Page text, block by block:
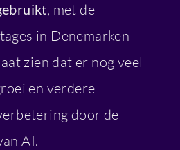
, met de
in Denemarken
zien dat er nog veel
en verdere
door de
AI.